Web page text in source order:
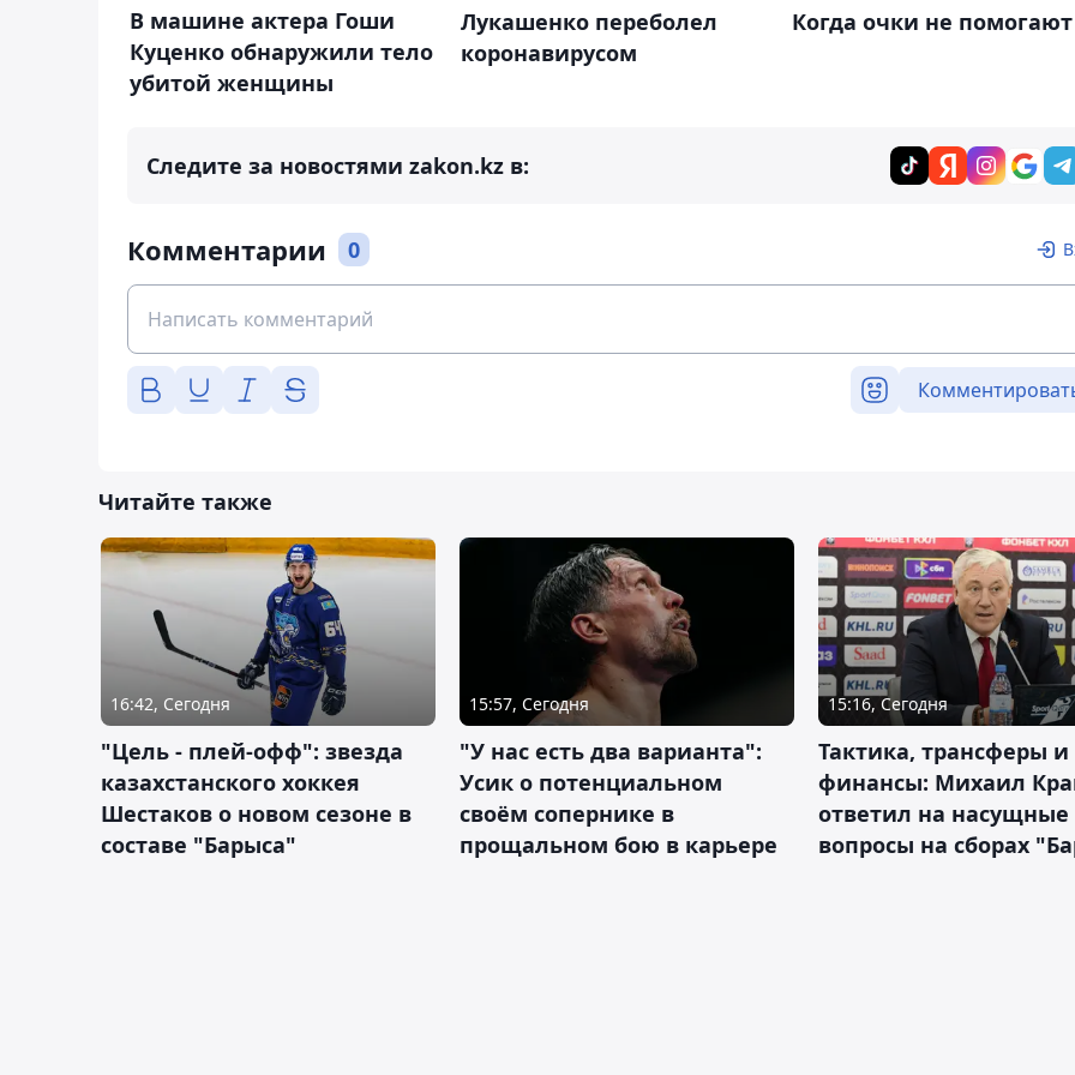
В машине актера Гоши
Куценко обнаружили тело
убитой женщины
Лукашенко переболел
коронавирусом
Когда очки не помогают
Следите за новостями zakon.kz в:
Комментарии 0
Читайте также
16:42, Сегодня
"Цель - плей-офф": звезда
казахстанского хоккея
Шестаков о новом сезоне в
составе "Барыса"
15:57, Сегодня
"У нас есть два варианта":
Усик о потенциальном
своём сопернике в
прощальном бою в карьере
15:16, Сегодня
Тактика, трансферы и
финансы: Михаил
ответил на насущные
вопросы на сборах